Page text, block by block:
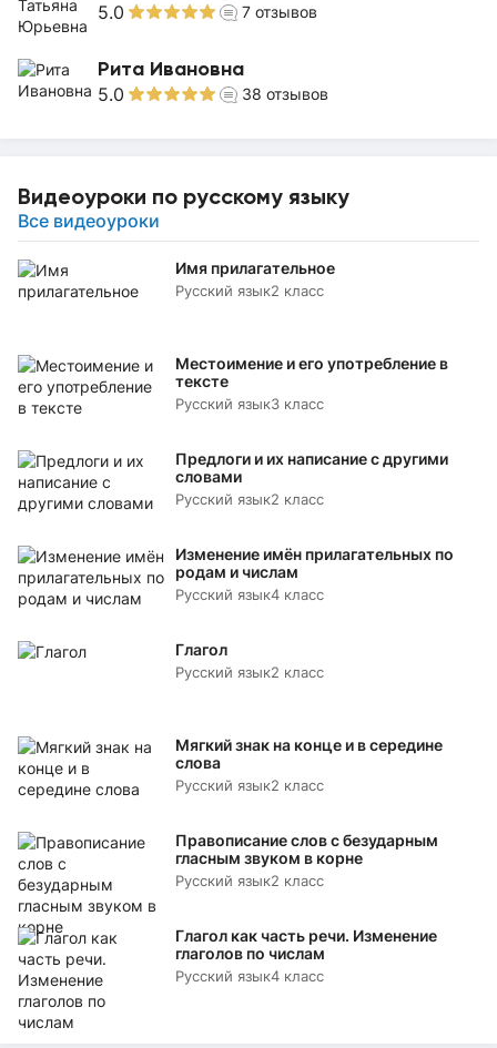
5.0 7 отзывов
Рита Ивановна
5.0 38 отзывов
Видеоуроки по русскому языку
Все видеоуроки
Имя прилагательное
Русский язык2 класс
Местоимение и его употребление в
тексте
Русский язык3 класс
Предлоги и их написание с другими
словами
Русский язык2 класс
Изменение имён прилагательных по
родам и числам
Русский язык4 класс
Глагол
Русский язык2 класс
Мягкий знак на конце и в середине
слова
Русский язык2 класс
Правописание слов с безударным
гласным звуком в корне
Русский язык2 класс
Глагол как часть речи. Изменение
глаголов по числам
Русский язык4 класс